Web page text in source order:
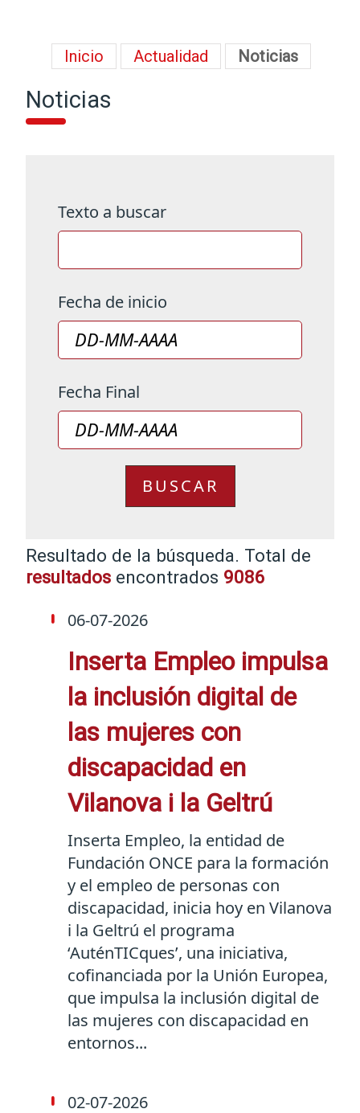
Inicio Actualidad Noticias
Noticias
Texto a buscar
Fecha de inicio
Fecha Final
Resultado de la búsqueda. Se han
Total de
resultados encontrados 9086
06-07-2026
Inserta Empleo impulsa
la inclusión digital de
las mujeres con
discapacidad en
Vilanova i la Geltrú
Inserta Empleo, la entidad de
Fundación ONCE para la formación
y el empleo de personas con
discapacidad, inicia hoy en Vilanova
i la Geltrú el programa
‘AuténTICques’, una iniciativa,
cofinanciada por la Unión Europea,
que impulsa la inclusión digital de
las mujeres con discapacidad en
entornos...
02-07-2026